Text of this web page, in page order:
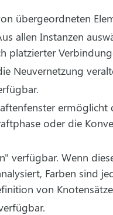
übergeordneten
allen Instanzen
platzierter
Neuvernetzung
oder die
verfügbar. Wenn
Farben sind
von